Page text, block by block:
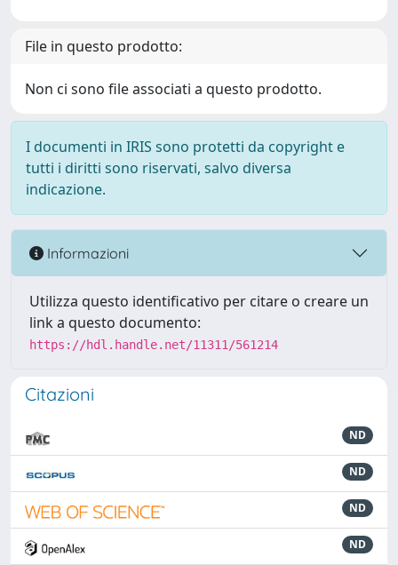
File in questo prodotto:
Non ci sono file associati a questo prodotto.
I documenti in IRIS sono protetti da copyright e
tutti i diritti sono riservati, salvo diversa
indicazione.
Informazioni
Utilizza questo identificativo per citare o creare un
link a questo documento:
https://hdl.handle.net/11311/561214
Citazioni
ND
ND
ND
ND